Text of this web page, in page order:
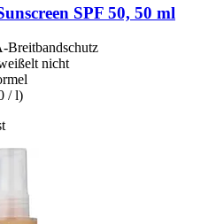
SPF 50, 50 ml
nicht
/ l)